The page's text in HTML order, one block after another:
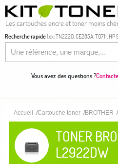
Les cartouches encre et toner moins
Recherche rapide(ex: TN2220, CE285A, T0711, HP
Vous avez des questions ?
Accueil Cartouche toner BROTHER
TONER
L2922DW